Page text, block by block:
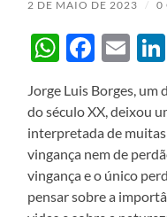
2 DE MAIO DE 2023 / 0
Jorge Luis Borges,
do século XX, deixou
interpretada de muitas
vingança nem de
vingança e o único
pensar sobre a